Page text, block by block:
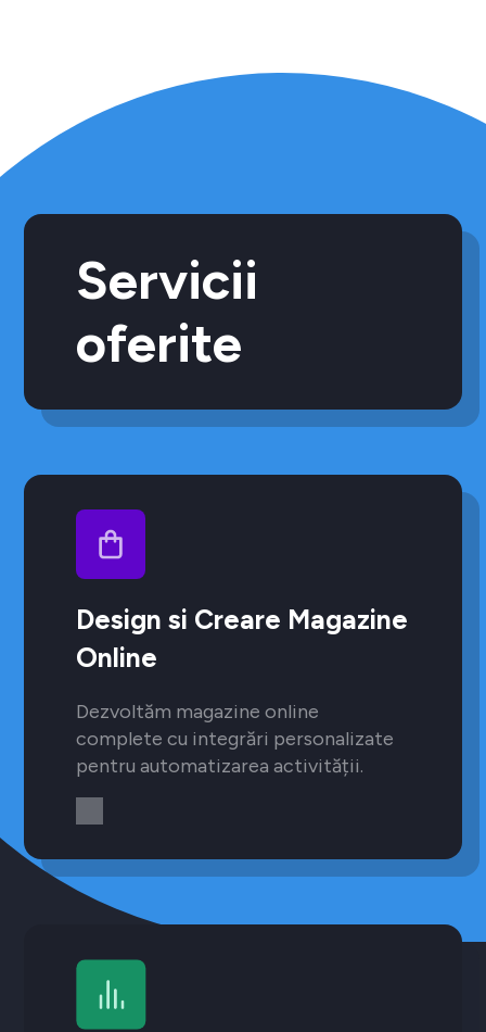
Servicii
oferite
Design si Creare Magazine
Online
Dezvoltăm magazine online
complete cu integrări personalizate
pentru automatizarea activității.